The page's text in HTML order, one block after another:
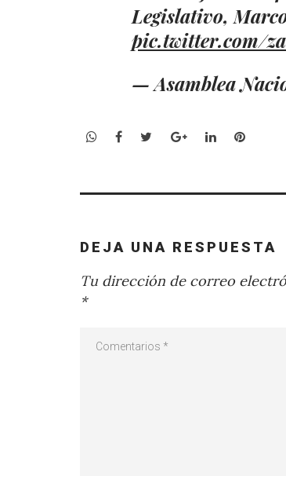
Legislativo,
pic.twitter.com/
— Asamblea
WhatsApp
Facebook
TwitterGoogle+LinkedIn
DEJA UNA RESPUESTA
Tu dirección de correo
*